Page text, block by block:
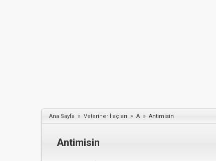
Ana Sayfa » Veteriner İlaçları » A » Antimisin
Antimisin